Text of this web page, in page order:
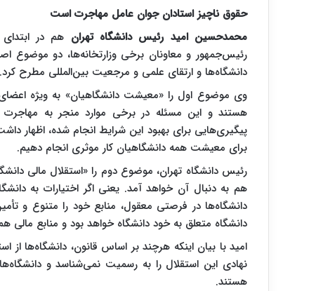
حقوق ناچیز استادان جوان عامل مهاجرت است
محمدحسین امید رئیس دانشگاه تهران هم در
رئیس‌جمهور و معاونان برخی وزارتخانه‌ها، دو
دانشگاه‌ها و ارتقای علمی و مرجعیت بین‌المللی مطرح کرد.
وی موضوع اول را «معیشت دانشگاهیان» به ویژه
هستند و این مسئله در برخی موارد منجر به مهاجرت
پیگیری‌هایی برای بهبود این شرایط انجام شده، اظهار
برای معیشت همه دانشگاهیان کار موثری انجام دهیم.
رئیس دانشگاه تهران، موضوع دوم را «استقلال مالی
هم به دنبال آن خواهد آمد. یعنی اگر اختیارات به
دانشگاه‌ها در فرصتی معقول، منابع خود را متنوع و
دانشگاه متعلق به خود دانشگاه خواهد بود و منابع
امید با بیان اینکه هرچند بر اساس قانون، دانشگاه‌ها از
نهادی این استقلال را به رسمیت نمی‌شناسد و
هستند.